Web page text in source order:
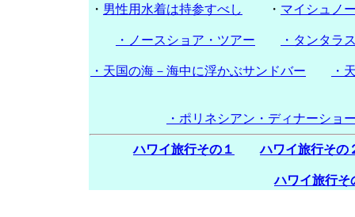
・ 男性用水着は持参すべし ・ マイシュノ
・ノースショア・ツアー ・タンタラ
・天国の海－海中に浮かぶサンドバー ・
・ポリネシアン・ディナーショ
ハワイ旅行その１ ハワイ旅行その
ハワイ旅行そ